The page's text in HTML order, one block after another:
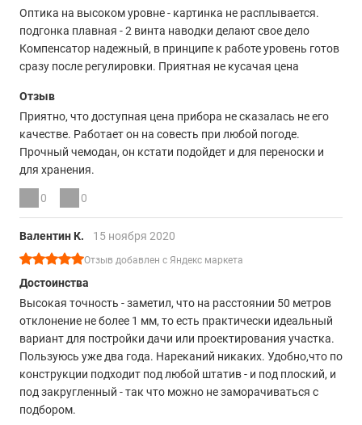
Оптика на высоком уровне - картинка не расплывается.
подгонка плавная - 2 винта наводки делают свое дело
Компенсатор надежный, в принципе к работе уровень готов
сразу после регулировки. Приятная не кусачая цена
Отзыв
Приятно, что доступная цена прибора не сказалась не его
качестве. Работает он на совесть при любой погоде.
Прочный чемодан, он кстати подойдет и для переноски и
для хранения.
0 0
Валентин К. 15 ноября 2020
Отзыв добавлен с Яндекс маркета
Достоинства
Высокая точность - заметил, что на расстоянии 50 метров
отклонение не более 1 мм, то есть практически идеальный
вариант для постройки дачи или проектирования участка.
Пользуюсь уже два года. Нареканий никаких. Удобно,что по
конструкции подходит под любой штатив - и под плоский, и
под закругленный - так что можно не заморачиваться с
подбором.